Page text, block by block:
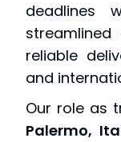
deadlines
reliable
and
Our role as
Palermo,